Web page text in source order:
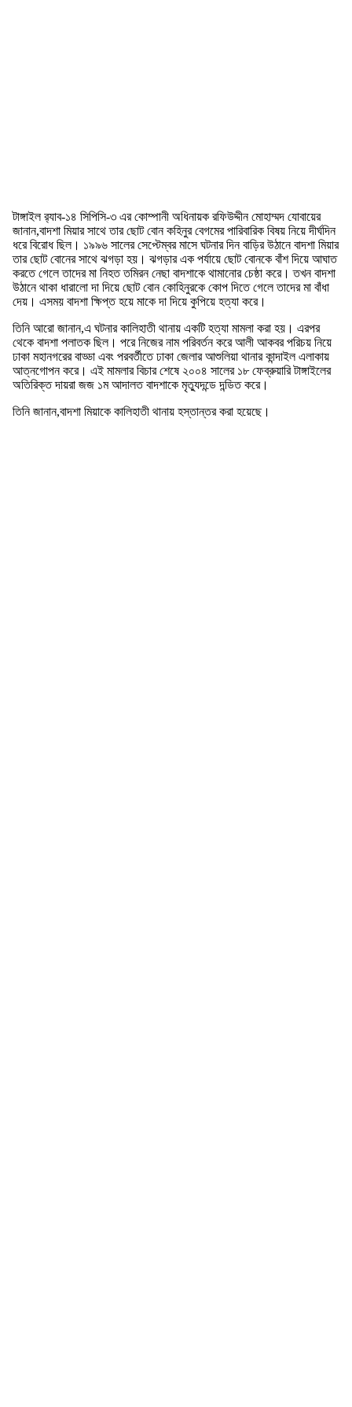
টাঙ্গাইল র‌্যাব-১৪ সিপিসি-৩ এর কোম্পানী অধিনায়ক রফিউদ্দীন মোহাম্মদ যোবায়ের
জানান,বাদশা মিয়ার সাথে তার ছোট বোন কহিনুর বেগমের পারিবারিক বিষয় নিয়ে দীর্ঘদিন
ধরে বিরোধ ছিল। ১৯৯৬ সালের সেপ্টেম্বর মাসে ঘটনার দিন বাড়ির উঠানে বাদশা মিয়ার
তার ছোট বোনের সাথে ঝগড়া হয়। ঝগড়ার এক পর্যায়ে ছোট বোনকে বাঁশ দিয়ে আঘাত
করতে গেলে তাদের মা নিহত তমিরন নেছা বাদশাকে থামানোর চেষ্ঠা করে। তখন বাদশা
উঠানে থাকা ধারালো দা দিয়ে ছোট বোন কোহিনুরকে কোপ দিতে গেলে তাদের মা বাঁধা
দেয়। এসময় বাদশা ক্ষিপ্ত হয়ে মাকে দা দিয়ে কুপিয়ে হত্যা করে।
তিনি আরো জানান,এ ঘটনার কালিহাতী থানায় একটি হত্যা মামলা করা হয়। এরপর
থেকে বাদশা পলাতক ছিল। পরে নিজের নাম পরিবর্তন করে আলী আকবর পরিচয় নিয়ে
ঢাকা মহানগরের বাড্ডা এবং পরবর্তীতে ঢাকা জেলার আশুলিয়া থানার কান্দাইল এলাকায়
আত্নগোপন করে। এই মামলার বিচার শেষে ২০০৪ সালের ১৮ ফেব্রুয়ারি টাঙ্গাইলের
অতিরিক্ত দায়রা জজ ১ম আদালত বাদশাকে মৃত্যুদন্ডে দন্ডিত করে।
তিনি জানান,বাদশা মিয়াকে কালিহাতী থানায় হস্তান্তর করা হয়েছে।